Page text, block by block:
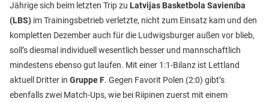
Jährige sich beim letzten Trip zu Latvijas Basketbola Savienība
(LBS) im Trainingsbetrieb verletzte, nicht zum Einsatz kam und den
kompletten Dezember auch für die Ludwigsburger außen vor blieb,
soll’s diesmal individuell wesentlich besser und mannschaftlich
mindestens ebenso gut laufen. Mit einer 1:1-Bilanz ist Lettland
aktuell Dritter in Gruppe F. Gegen Favorit Polen (2:0) gibt’s
ebenfalls zwei Match-Ups, wie bei Riipinen zuerst mit einem